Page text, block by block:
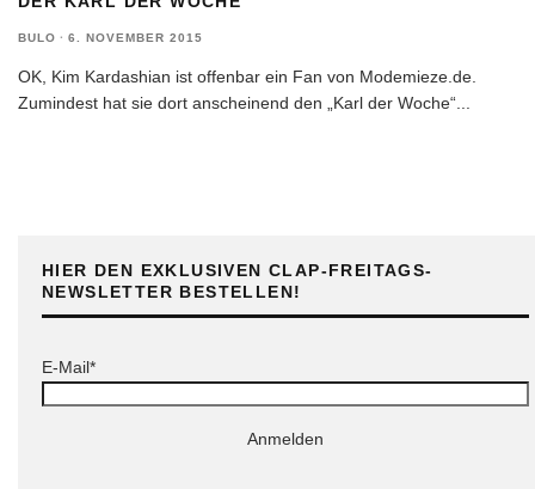
BULO · 6. NOVEMBER 2015
OK, Kim Kardashian ist offenbar ein Fan von Modemieze.de.
Zumindest hat sie dort anscheinend den „Karl der Woche“...
HIER DEN EXKLUSIVEN CLAP-FREITAGS-
NEWSLETTER BESTELLEN!
E-Mail*
Anmelden